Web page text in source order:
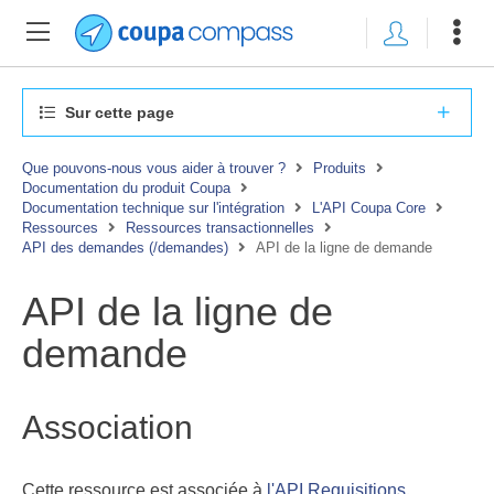
Sur cette page
Que pouvons-nous vous aider à trouver ?
Produits
Documentation du produit Coupa
Documentation technique sur l'intégration
L'API Coupa Core
Ressources
Ressources transactionnelles
API des demandes (/demandes)
API de la ligne de demande
API de la ligne de
demande
Association
Cette ressource est associée à l'API Requisitions.